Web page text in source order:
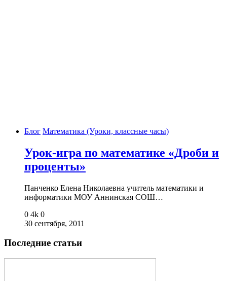
Блог Математика (Уроки, классные часы)
Урок-игра по математике «Дроби и
проценты»
Панченко Елена Николаевна учитель математики и
информатики МОУ Аннинская СОШ…
0 4k 0
30 сентября, 2011
Последние статьи